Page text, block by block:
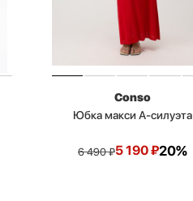
Conso
Юбка макси А-силуэта
6 490₽5 190₽20%